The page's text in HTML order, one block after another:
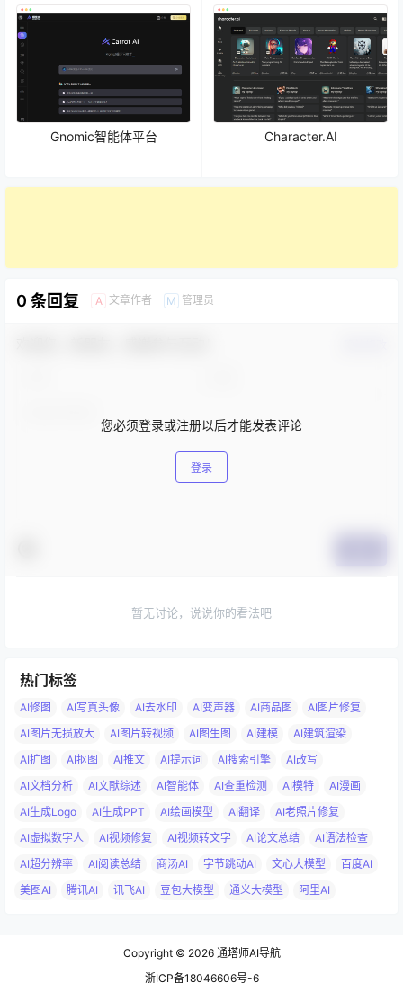
Gnomic智能体平台 Character.AI
0 条回复 A 文章作者 M 管理员
您必须登录或注册以后才能发表评论
登录
暂无讨论，说说你的看法吧
热门标签
AI修图 AI写真头像 AI去水印 AI变声器 AI商品图
AI图片修复
AI图片无损放大
AI图片转视频 AI图生图 AI建模
AI建筑渲染
AI扩图
AI抠图 AI推文 AI提示词 AI搜索引擎
AI改写
AI文档分析
AI文献综述 AI智能体 AI查重检测 AI模特
AI漫画
AI生成Logo
AI生成PPT AI绘画模型 AI翻译
AI老照片修复
AI虚拟数字人
AI视频修复 AI视频转文字 AI论文总结
AI语法检查
AI超分辨率
AI阅读总结 商汤AI 字节跳动AI 文心大模型
百度AI
美图AI
腾讯AI 讯飞AI 豆包大模型 通义大模型 阿里AI
Copyright © 2026通塔师AI导航
浙ICP备18046606号-6